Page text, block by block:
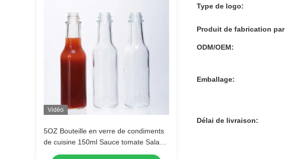
Vidéo
5OZ Bouteille en verre de condiments
de cuisine 150ml Sauce tomate Salade
de vinaigrette
Type de logo:
Produit de fabrication par
ODM/OEM:
Emballage:
Délai de livraison: